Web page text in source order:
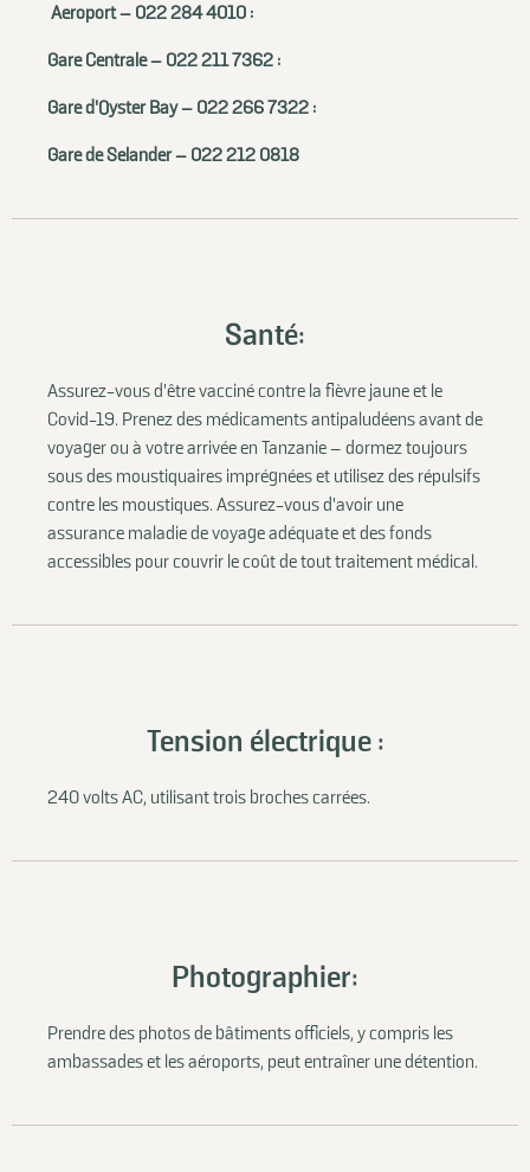
Aéroport – 022 284 4010 :
Gare Centrale – 022 211 7362 :
Gare d'Oyster Bay – 022 266 7322 :
Gare de Selander – 022 212 0818
Santé:
Assurez-vous d'être vacciné contre la fièvre jaune et le
Covid-19. Prenez des médicaments antipaludéens avant de
voyager ou à votre arrivée en Tanzanie – dormez toujours
sous des moustiquaires imprégnées et utilisez des répulsifs
contre les moustiques. Assurez-vous d'avoir une
assurance maladie de voyage adéquate et des fonds
accessibles pour couvrir le coût de tout traitement médical.
Tension électrique :
240 volts AC, utilisant trois broches carrées.
Photographier:
Prendre des photos de bâtiments officiels, y compris les
ambassades et les aéroports, peut entraîner une détention.